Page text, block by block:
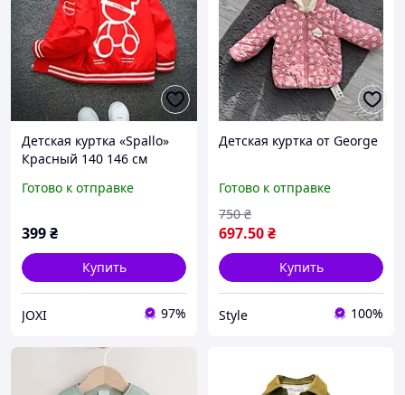
Детская куртка «Spallo»
Красный 140 146 см
Готово к отправке
399₴
Купить
JOXI 97%
Детская куртка от George
Готово к отправке
697.50₴
750 ₴
Купить
Style 100%